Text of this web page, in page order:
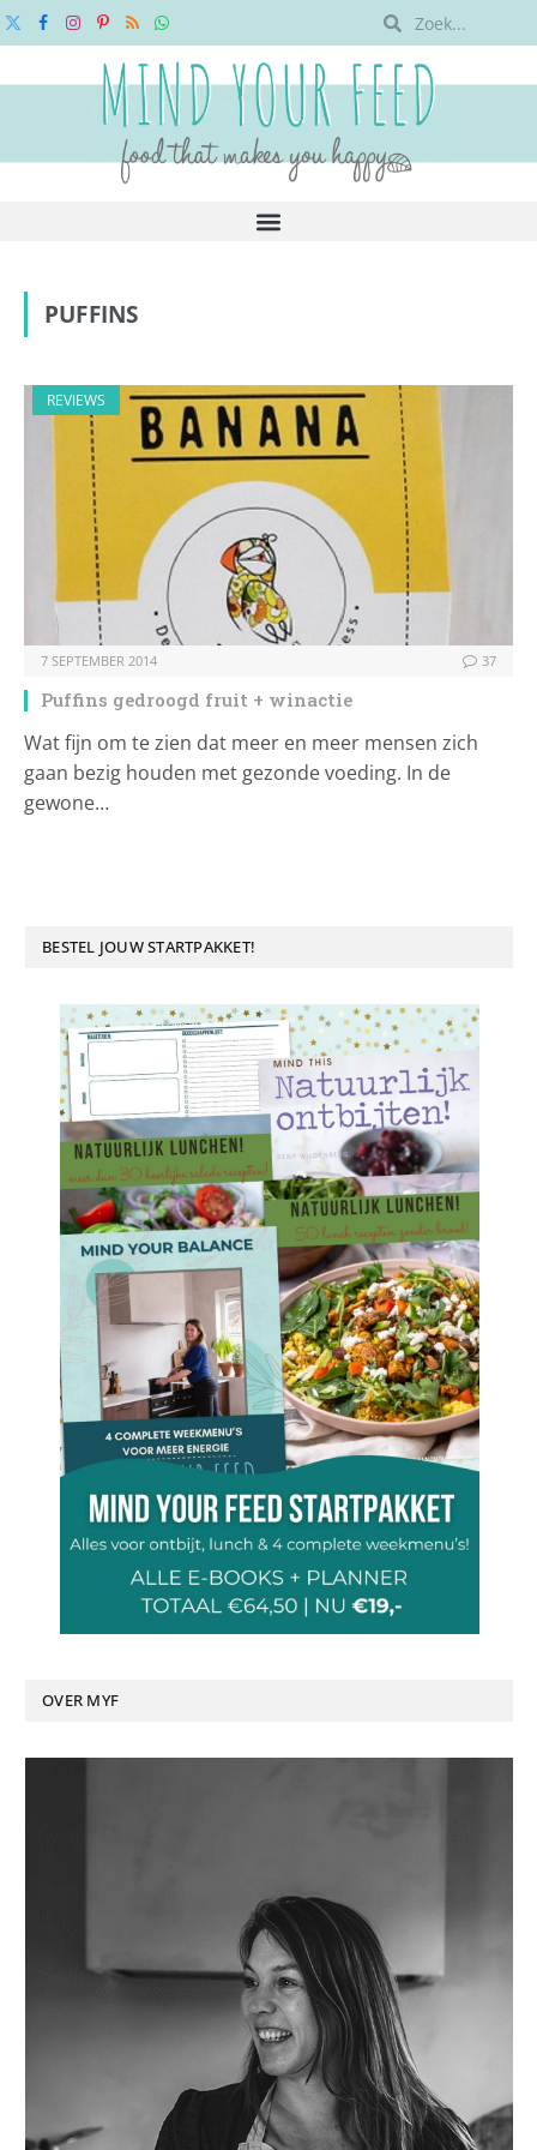
X
FacebookInstagram
Pinterest
RSSWhatsApp
PUFFINS
REVIEWS
7 SEPTEMBER 2014 37
Puffins gedroogd fruit + winactie
Wat fijn om te zien dat meer en meer mensen zich
gaan bezig houden met gezonde voeding. In de
gewone…
BESTEL JOUW STARTPAKKET!
OVER MYF